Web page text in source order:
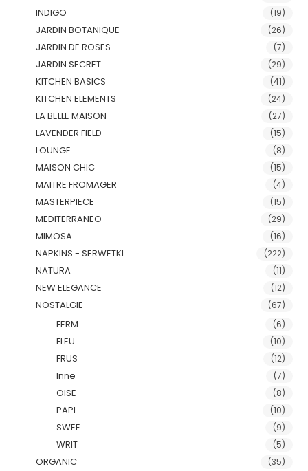
INDIGO (19)
JARDIN BOTANIQUE (26)
JARDIN DE ROSES (7)
JARDIN SECRET (29)
KITCHEN BASICS (41)
KITCHEN ELEMENTS (24)
LA BELLE MAISON (27)
LAVENDER FIELD (15)
LOUNGE (8)
MAISON CHIC (15)
MAITRE FROMAGER (4)
MASTERPIECE (15)
MEDITERRANEO (29)
MIMOSA (16)
NAPKINS - SERWETKI (222)
NATURA (11)
NEW ELEGANCE (12)
NOSTALGIE (67)
FERM (6)
FLEU (10)
FRUS (12)
Inne (7)
OISE (8)
PAPI (10)
SWEE (9)
WRIT (5)
ORGANIC (35)